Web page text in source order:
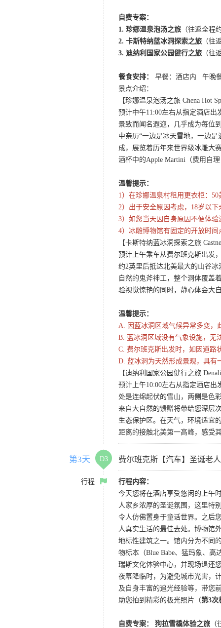
自费专案：
1. 珍娜温泉泡汤之旅 （往返全程
2. 卡斯特纳蓝冰洞探索之旅 （往
3. 迪纳利国家公园健行之旅 （往
餐食安排：
早餐：酒店内 午晚
景点介绍：
【珍娜温泉泡汤之旅 Chena Hot
预计中午11:00左右从指定酒店
景致而闻名遐迩，几乎成为每位
中亲历“一边是冰天雪地，一边
成，展览着历年来世界级冰雕大
酒杯中的Apple Martini（费用自
温馨提示：
1）在珍娜温泉村租用更衣柜：
2）出于安全原因考虑，18岁以
3）如您当天因自身原因不便体
4）冰雕博物馆有固定的开放时
【卡斯特纳蓝冰洞探索之旅
预计上午乘车从费尔班克斯出发
约2英里后抵达北美最大的山谷
自然的鬼斧神工，整个洞体覆盖
验视觉惊艳的同时，静心体会大
温馨提示：
A. 因蓝冰洞区域气候异常多变，
B. 蓝冰洞区域没有气象设施，无
C. 费尔班克斯出发时，如因道路
D. 蓝冰洞为天然形成景观，具有
【迪纳利国家公园健行之旅
预计上午10:00左右从指定酒店
处是连绵起伏的雪山，两侧是色
来自大自然的馈赠将带给您深层
生态保护区。在天气，环境适宜
距离的接触北美第一高峰，感受
第3天 D3 费尔班克斯【汽车】圣诞老
行程
行程内容：
今天您将在酒店享受悠闲的上午
人家乡浓厚的圣诞氛围，这里特
令人仿佛置身于童话世界。之后
人真实生活的最佳去处。博物馆
地标性建筑之一。馆内分为不同
物标本（Blue Babe、猛玛象、
瑞斯文化体验中心，并现场退还
夜幕降临时，为避免城市光害，
及自身丰富的追光经验等，带您
助您拍到精彩的极光照片（第3次
自费专案： 狗拉雪橇体验之旅